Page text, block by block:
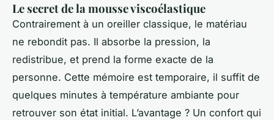
Le secret de la mousse viscoélastique
Contrairement à un oreiller classique, le matériau
ne rebondit pas. Il absorbe la pression, la
redistribue, et prend la forme exacte de la
personne. Cette mémoire est temporaire, il suffit de
quelques minutes à température ambiante pour
retrouver son état initial. L’avantage ? Un confort qui